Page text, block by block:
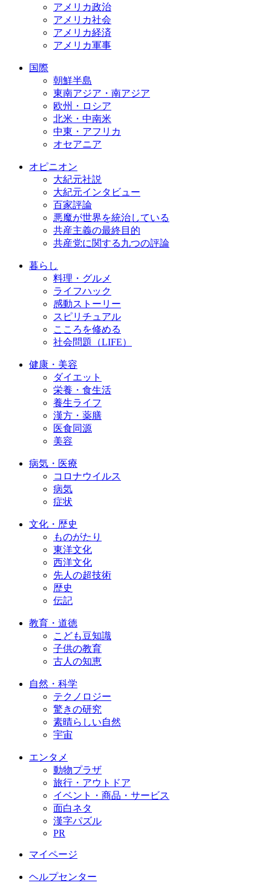
アメリカ政治
アメリカ社会
アメリカ経済
アメリカ軍事
国際
朝鮮半島
東南アジア・南アジア
欧州・ロシア
北米・中南米
中東・アフリカ
オセアニア
オピニオン
大紀元社説
大紀元インタビュー
百家評論
悪魔が世界を統治している
共産主義の最終目的
共産党に関する九つの評論
暮らし
料理・グルメ
ライフハック
感動ストーリー
スピリチュアル
こころを修める
社会問題（LIFE）
健康・美容
ダイエット
栄養・食生活
養生ライフ
漢方・薬膳
医食同源
美容
病気・医療
コロナウイルス
病気
症状
文化・歴史
ものがたり
東洋文化
西洋文化
先人の超技術
歴史
伝記
教育・道徳
こども豆知識
子供の教育
古人の知恵
自然・科学
テクノロジー
驚きの研究
素晴らしい自然
宇宙
エンタメ
動物プラザ
旅行・アウトドア
イベント・商品・サービス
面白ネタ
漢字パズル
PR
マイページ
ヘルプセンター